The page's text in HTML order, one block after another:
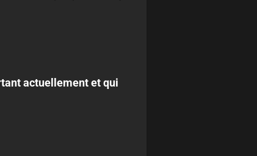
actuellement et qui